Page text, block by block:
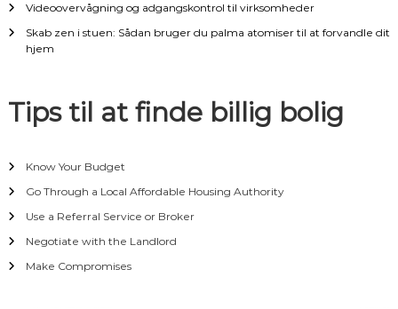
i
n
Videoovervågning og adgangskontrol til virksomheder
Skab zen i stuen: Sådan bruger du palma atomiser til at forvandle dit
hjem
Tips til at finde billig bolig
Know Your Budget
Go Through a Local Affordable Housing Authority
Use a Referral Service or Broker
Negotiate with the Landlord
Make Compromises